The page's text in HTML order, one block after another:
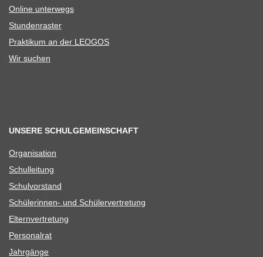
Online unter­wegs
Stun­den­ras­ter
Prak­ti­kum an der LEOGOS
Wir suchen
UNSERE SCHULGEMEINSCHAFT
Orga­ni­sa­tion
Schul­lei­tung
Schul­vor­stand
Schü­le­rin­nen- und Schülervertretung
Eltern­ver­tre­tung
Per­so­nal­rat
Jahr­gänge